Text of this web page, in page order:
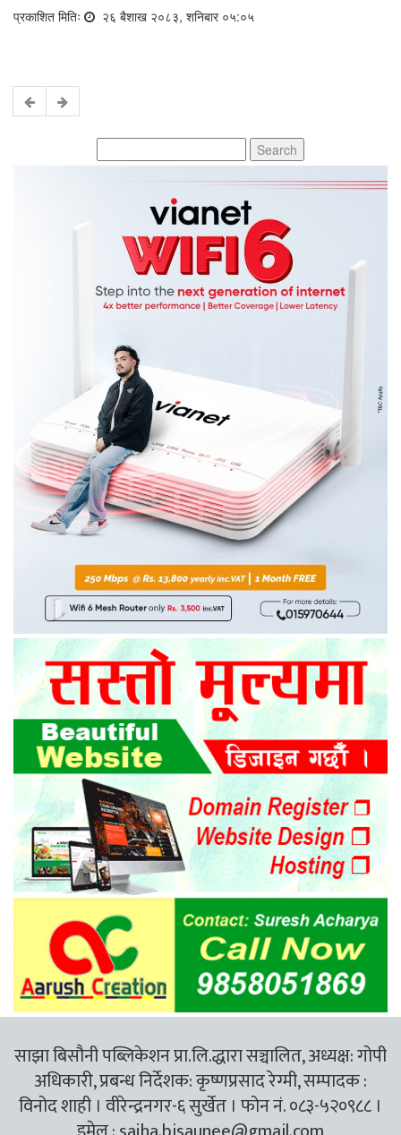
प्रकाशित मितिः २६ बैशाख २०८३, शनिबार ०५:०५
for:
साझा बिसौनी पब्लिकेशन प्रा.लि.द्धारा सञ्चालित, अध्यक्ष: गोपी
अधिकारी, प्रबन्ध निर्देशक: कृष्णप्रसाद रेग्मी, सम्पादक :
विनोद शाही । वीरेन्द्रनगर-६ सुर्खेत । फोन नं. ०८३-५२०९८८ ।